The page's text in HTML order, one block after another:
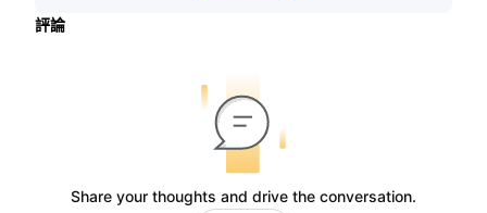
評論
Share your thoughts and drive the conversation.